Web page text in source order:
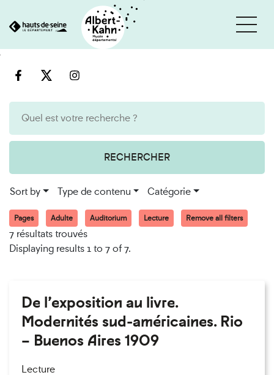
engine
RECHERCHER
Sort by Type de contenu Catégorie
Pages Adulte Auditorium Lecture Remove all filters
7 résultats trouvés
Displaying results 1 to 7 of 7.
De l’exposition au livre.
Modernités sud-américaines. Rio
– Buenos Aires 1909
Lecture
Cookies management panel